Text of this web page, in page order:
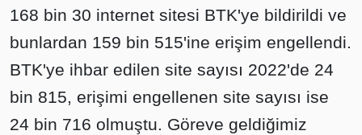
168 bin 30 internet sitesi BTK'ye bildirildi ve
bunlardan 159 bin 515'ine erişim engellendi.
BTK'ye ihbar edilen site sayısı 2022'de 24
bin 815, erişimi engellenen site sayısı ise
24 bin 716 olmuştu. Göreve geldiğimiz